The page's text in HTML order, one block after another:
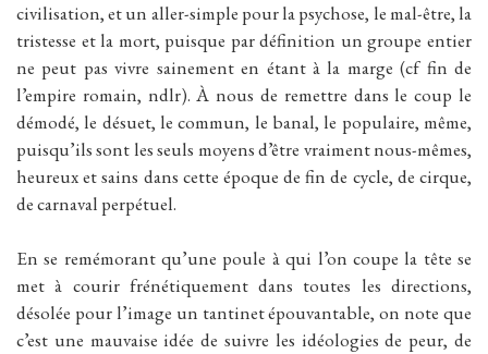
civilisation, et un aller-simple pour la psychose, le mal-être, la
tristesse et la mort, puisque par définition un groupe entier
ne peut pas vivre sainement en étant à la marge (cf fin de
l’empire romain, ndlr). À nous de remettre dans le coup le
démodé, le désuet, le commun, le banal, le populaire, même,
puisqu’ils sont les seuls moyens d’être vraiment nous-mêmes,
heureux et sains dans cette époque de fin de cycle, de cirque,
de carnaval perpétuel.
En se remémorant qu’une poule à qui l’on coupe la tête se
met à courir frénétiquement dans toutes les directions,
désolée pour l’image un tantinet épouvantable, on note que
c’est une mauvaise idée de suivre les idéologies de peur, de